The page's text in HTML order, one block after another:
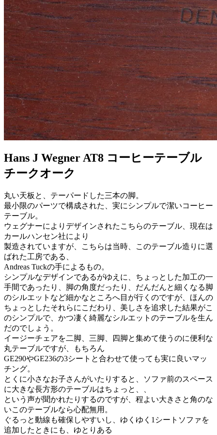
Hans J Wegner AT8 コーヒーテーブル
チークオーク
丸い天板と、テーパードした三本の脚。
最小限のパーツで構成された、実にシンプルで潔いコーヒー
テーブル。
ウェグナーによりデザインされたこちらのテーブル、現在は
カールハンセン社により
製造されていますが、こちらは当時、このテーブル造りに選
ばれた工房である、
Andreas Tuckの手によるもの。
シンプルなデザインであるがゆえに、ちょっとした加工の一
手間であったり、脚の角度だったり、だんだんと細くなる脚
のシルエットなど細かなところへ目が行くのですが、ほんの
ちょっとしたそれらにこだわり、美しさを追求した結果がこ
のシンプルで、かつ凄く綺麗なシルエットのテーブルを生ん
だのでしょう。
イージーチェアを二脚、三脚、四脚と集めて使うのに便利な
丸テーブルですが、もちろん
GE290やGE236の3シートと合わせて使っても実に良いマッ
チング。
とくに小さなお子さんがいたりすると、ソファ前のスペース
に大きな長方形のテーブルはちょっと、、
という声が聞かれたりするのですが、程よい大きさと角のな
いこのテーブルなら心配無用。
ぐるっと動線も確保しやすいし、ゆくゆく1シートソファを
追加したときにも、ゆとりある